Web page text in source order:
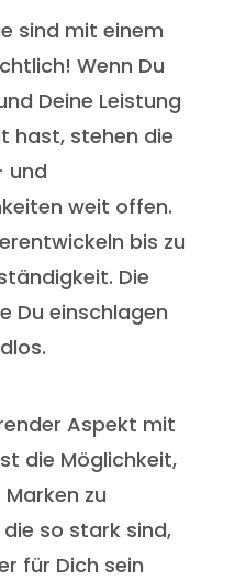
sind mit einem
Wenn Du
Deine Leistung
hast, stehen die
und
weit offen.
bis zu
Die
Du einschlagen
Aspekt mit
die Möglichkeit,
zu
so stark sind,
für Dich sein